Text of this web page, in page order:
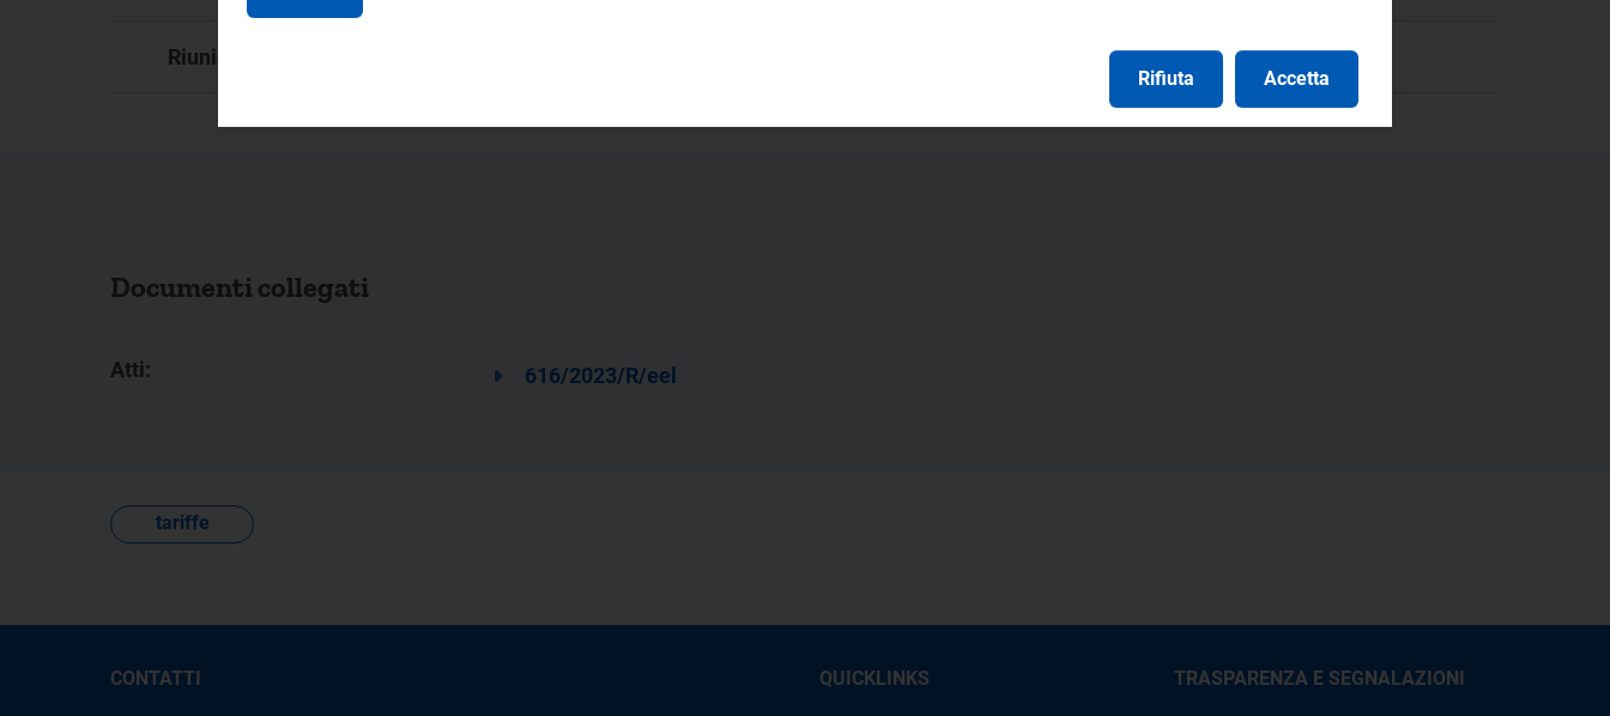
Riunione:
Documenti collegati
Atti: 616/2023/R/eel
tariffe
CONTATTI QUICKLINKS TRASPARENZA E SEGNALAZIONI
Rifiuta Accetta